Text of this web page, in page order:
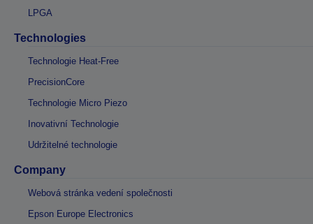
LPGA
Technologies
Technologie Heat-Free
PrecisionCore
Technologie Micro Piezo
Inovativní Technologie
Udržitelné technologie
Company
Webová stránka vedení společnosti
Epson Europe Electronics